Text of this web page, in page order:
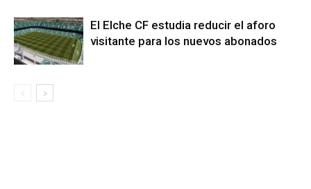
El Elche CF estudia reducir el aforo
visitante para los nuevos abonados